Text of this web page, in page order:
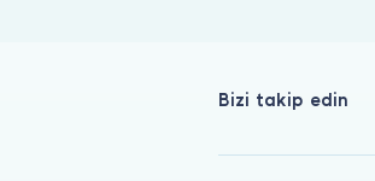
Bizi takip edin